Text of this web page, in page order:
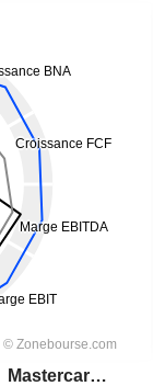
Mastercard, Inc.